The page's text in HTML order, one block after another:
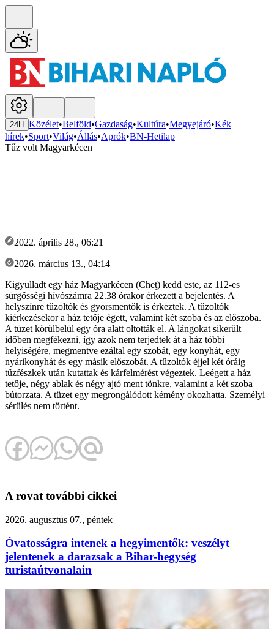
24H Közélet•Belföld•Gazdaság•Kultúra•Megyejáró•Kék
hírek•Sport•Világ•Állás•Aprók•BN-Hetilap
Tűz volt Magyarkécen
2022. április 28., 06:21
2026. március 13., 04:14
Kigyulladt egy ház Magyarkécen (Cheţ) kedd este, az 112-es
sürgősségi hívószámra 22.38 órakor érkezett a bejelentés. A
helyszínre tűzoltók és gyorsmentők is érkeztek. A tűzoltók
kiérkezésekor a ház tetője égett, valamint két szoba és az előszoba.
A tüzet körülbelül egy óra alatt oltották el. A lángokat sikerült
időben megfékezni, így azok nem terjedtek át a ház többi
helyiségére, megmentve ezáltal egy szobát, egy konyhát, egy
nyárikonyhát és egy másik előszobát. A tűzoltók éjjel két óráig
tűzfészkek után kutattak és kárfelmérést végeztek. Leégett a ház
tetője, négy ablak és négy ajtó ment tönkre, valamint a két szoba
bútorzata. A tüzet egy megrongálódott kémény okozhatta. Személyi
sérülés nem történt.
A rovat további cikkei
2026. augusztus 07., péntek
Óvatosságra intenek a hegyimentők: veszélyt
jelentenek a darazsak a Bihar-hegység
turistaútvonalain